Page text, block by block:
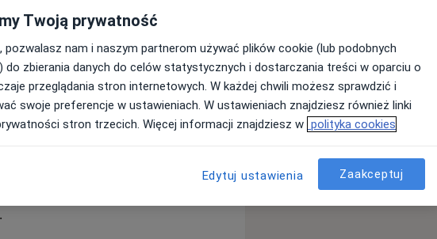
studiów oraz staży w Niemczech,
rozprawę doktorską o tematyce
dydaktyczny w Zakładzie
współautorka kilkunastu
w kraju i za granicą oraz
i „Psychodermatologia.
uczestnictwo w kursach i
oraz medycyny estetycznej. Jest
(PTD), European Academy
Dermoscopy Society (IDS)
Twoją prywatność
pozwalasz nam i naszym partnerom używać plików cookie (lub podobnych
do zbierania danych do celów statystycznych i dostarczania treści w oparciu o
przeglądania stron internetowych. W każdej chwili możesz sprawdzić i
swoje preferencje w ustawieniach. W ustawieniach znajdziesz również linki
stron trzecich. Więcej informacji znajdziesz w polityka cookies
Edytuj ustawienia Zaakceptuj